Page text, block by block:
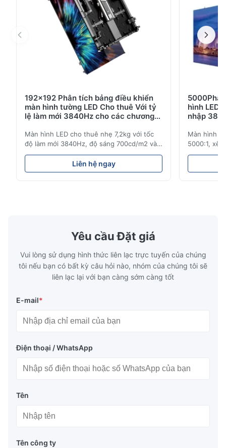
192x192 Phân tích bảng điều khiển
màn hình tường LED Cho thuê Với tỷ
lệ làm mới 3840Hz cho các chương
Màn hình LED cho thuê nhẹ 7,2kg với tốc
độ làm mới 3840Hz, độ sáng 700cd/m2 và
độ phân giải 192x192. Lý tưởng cho các sự
kiện trực tiếp với khả năng lắp đặt dễ dàng
và khả năng tương thích điện áp toàn cầu
Liên hệ ngay
hình LED
nhập
Màn hình
5000:1,
3840Hz.
để sử dụng
Yêu cầu Đặt giá
Vui lòng sử dụng hình thức liên lạc trực tuyến của chúng
tôi nếu bạn có bất kỳ câu hỏi nào, nhóm của chúng tôi sẽ
liên lạc lại với bạn càng sớm càng tốt
E-mail*
Điện thoại / WhatsApp
Tên
Tên công ty